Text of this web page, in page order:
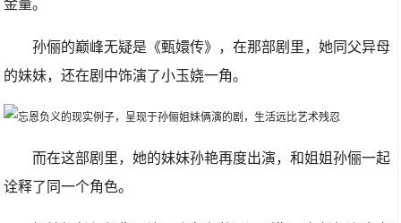
孙俪的巅峰无疑是《甄嬛传》，在那部剧里，她同父异母
的妹妹，还在剧中饰演了小玉娆一角。
而在这部剧里，她的妹妹孙艳再度出演，和姐姐孙俪一起
诠释了同一个角色。